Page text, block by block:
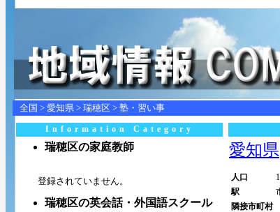
全国 > 愛知県 > 瑞穂区 > 塾・習い事
Information Category
瑞穂区の家庭教師
登録されていません。
瑞穂区の英会話・外国語スクール
愛知県
人口
駅
隣接市町村